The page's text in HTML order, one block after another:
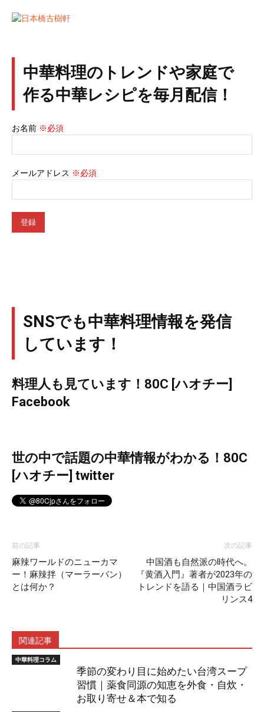
中華料理のトレンドや家庭で
作る中華レシピを毎月配信！
お名前 ※必須
メールアドレス ※必須
SNSでも中華料理情報を発信
しています！
料理人も見ています！80C [ハオチー]
Facebook
世の中で話題の中華情報がわかる！80C
[ハオチー] twitter
前の記事
麻辣ワールドのニューカマ
ー！麻辣拌（マーラーバン）
とは何か？
次の記事
中国酒も自然派の時代へ。
『黄酒入門』著者が2023年の
トレンドを語る｜中国酒ラビ
リンス4
関連記事
中華料理コラム
季節の変わり目に始めたい台湾スープ
習慣｜薬食同源の知恵を外食・自炊・
お取り寄せ＆本で知る